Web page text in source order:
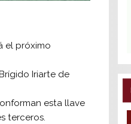
el próximo
Iriarte de
esta llave
terceros.